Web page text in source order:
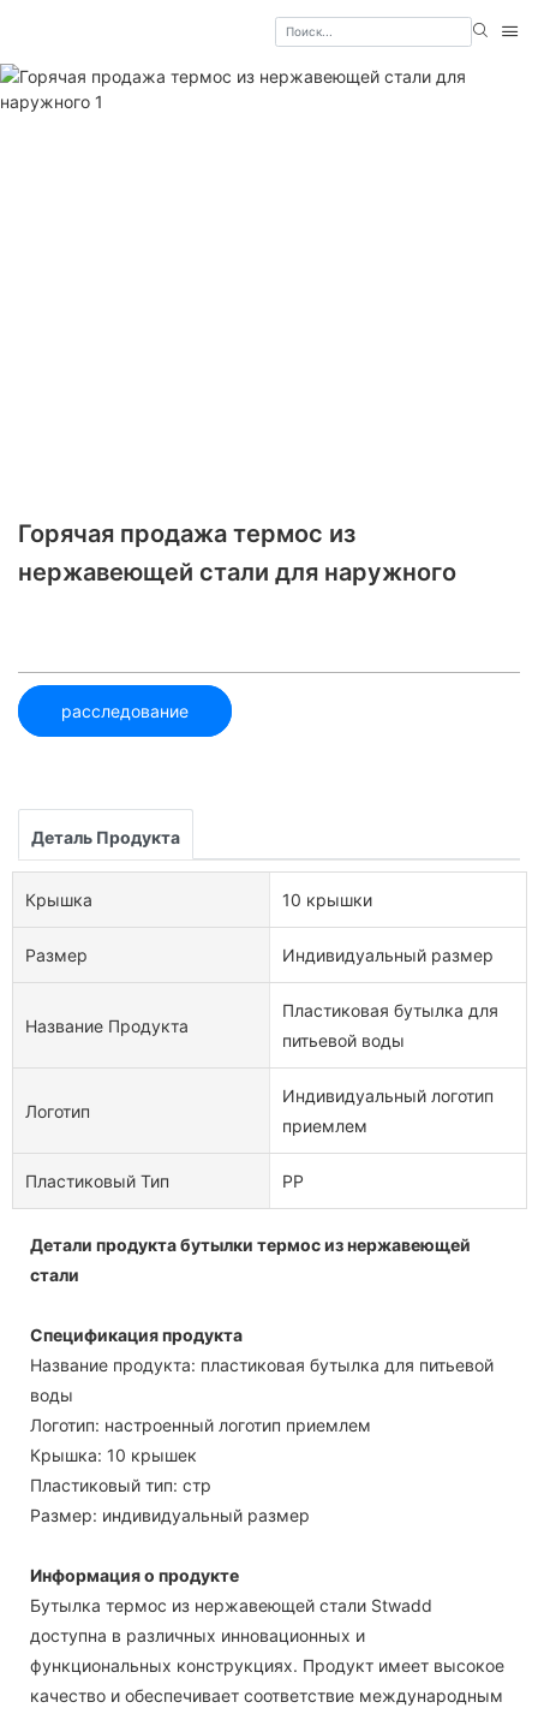
Горячая продажа термос из
нержавеющей стали для наружного
расследование
Деталь Продукта
Крышка 10 крышки
Размер Индивидуальный размер
Название Продукта
Пластиковая бутылка для
питьевой воды
Логотип
Индивидуальный логотип
приемлем
Пластиковый Тип PP
Детали продукта бутылки термос из нержавеющей
стали
Спецификация продукта
Название продукта: пластиковая бутылка для питьевой
воды
Логотип: настроенный логотип приемлем
Крышка: 10 крышек
Пластиковый тип: стр
Размер: индивидуальный размер
Информация о продукте
Бутылка термос из нержавеющей стали Stwadd
доступна в различных инновационных и
функциональных конструкциях. Продукт имеет высокое
качество и обеспечивает соответствие международным